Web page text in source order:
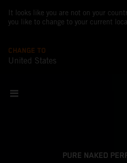
It looks like you are not on your
you like to change to your current
CHANGE TO
United States
PURE NAKED